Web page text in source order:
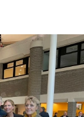
op 1’